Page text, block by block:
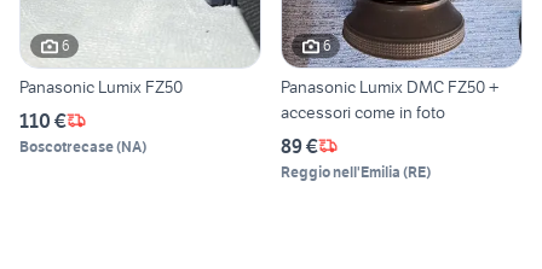
6
Panasonic Lumix FZ50
110 €
Boscotrecase(NA)
6
Panasonic Lumix DMC FZ50 +
accessori come in foto
89 €
Reggio nell'Emilia (RE)